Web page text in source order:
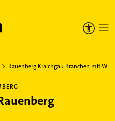
Rauenberg Kraichgau Branchen mit W